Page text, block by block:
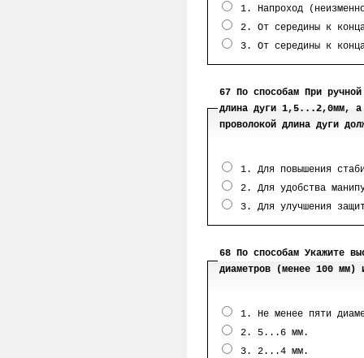
1. Напроход
2. От середины к
3. От середины к
67 По способам При ручной
длина дуги 1,5...2,0мм, а
проволокой длина дуги
1. Для повышения
2. Для удобства
3. Для улучшения
68 По способам Укажите
диаметров (менее 100 мм)
1. Не менее пяти
2. 5...6 мм.
3. 2...4 мм.